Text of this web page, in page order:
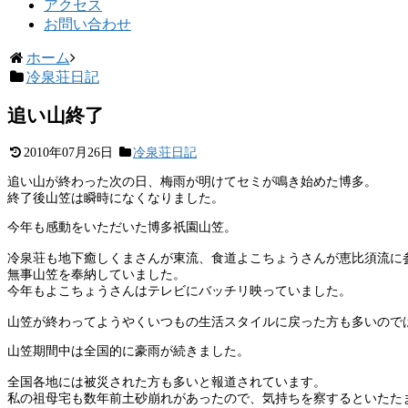
アクセス
お問い合わせ
ホーム
冷泉荘日記
追い山終了
2010年07月26日 冷泉荘日記
追い山が終わった次の日、梅雨が明けてセミが鳴き始めた博多。
終了後山笠は瞬時になくなりました。
今年も感動をいただいた博多祇園山笠。
冷泉荘も地下癒しくまさんが東流、食道よこちょうさんが恵比須流に
無事山笠を奉納していました。
今年もよこちょうさんはテレビにバッチリ映っていました。
山笠が終わってようやくいつもの生活スタイルに戻った方も多いので
山笠期間中は全国的に豪雨が続きました。
全国各地には被災された方も多いと報道されています。
私の祖母宅も数年前土砂崩れがあったので、気持ちを察するといたた